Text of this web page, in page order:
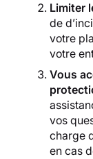
Limiter
de
votre
votre
Vous
vos
charge
en cas